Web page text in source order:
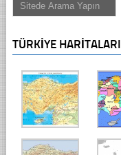
TÜRKIYE HARITALARI